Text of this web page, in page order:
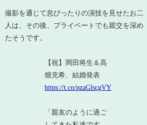
撮影を通じて息ぴったりの演技を見せたお二
人は、その後、プライベートでも親交を深め
たそうです。
【祝】岡田将生＆高
畑充希、結婚発表
https://t.co/pzaGlscgVY
「親友のように過ご